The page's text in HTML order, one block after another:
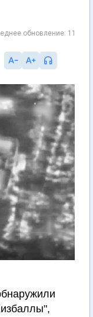
обновление: 11